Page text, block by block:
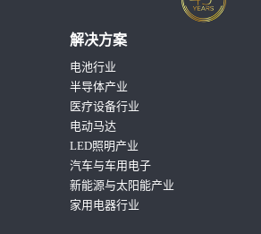
解决方案
电池行业
半导体产业
医疗设备行业
电动马达
LED照明产业
汽车与车用电子
新能源与太阳能产业
家用电器行业